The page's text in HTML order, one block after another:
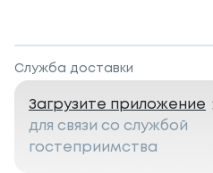
Служба доставки
Загрузите приложение
для связи со службой
гостеприимства